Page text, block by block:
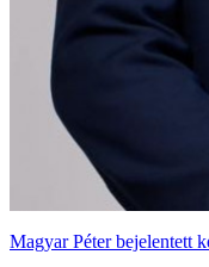
Magyar Péter bejelentett